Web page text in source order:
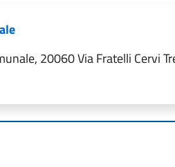
20060 Via Fratelli Cervi